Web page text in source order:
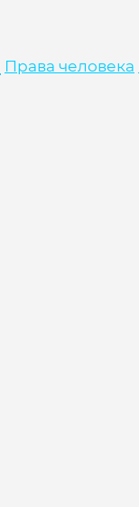
Права человека